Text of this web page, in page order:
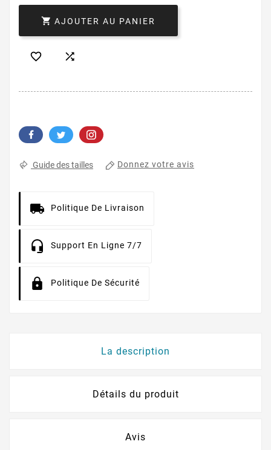
 AJOUTER AU PANIER
 
Guide des tailles Donnez votre avis
Politique De Livraison
Support En Ligne 7/7
Politique De Sécurité
La description
Détails du produit
Avis